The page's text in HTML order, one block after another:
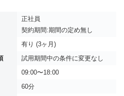
正社員
契約期間:期間の定め無し
有り (3ヶ月)
試用期間中の条件に変更なし
09:00〜18:00
60分